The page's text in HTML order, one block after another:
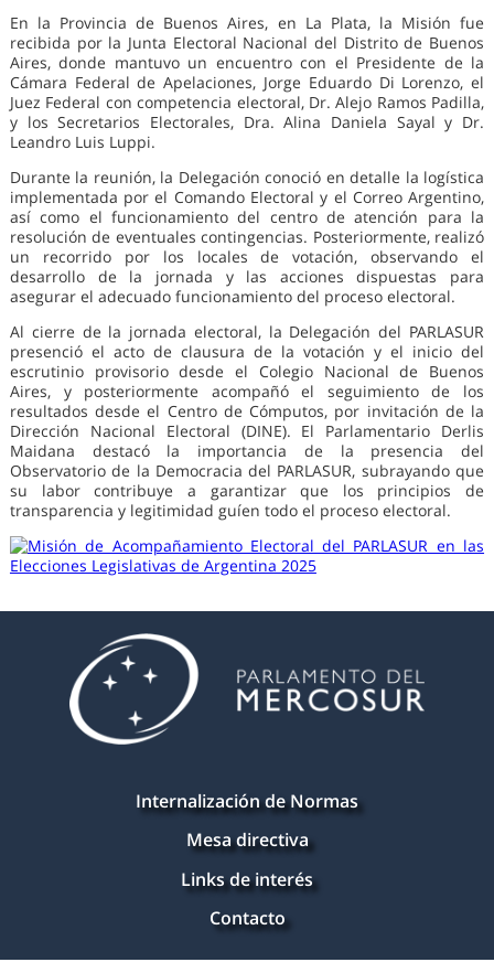
En la Provincia de Buenos Aires, en La Plata, la Misión fue
recibida por la Junta Electoral Nacional del Distrito de Buenos
Aires, donde mantuvo un encuentro con el Presidente de la
Cámara Federal de Apelaciones, Jorge Eduardo Di Lorenzo, el
Juez Federal con competencia electoral, Dr. Alejo Ramos Padilla,
y los Secretarios Electorales, Dra. Alina Daniela Sayal y Dr.
Leandro Luis Luppi.
Durante la reunión, la Delegación conoció en detalle la logística
implementada por el Comando Electoral y el Correo Argentino,
así como el funcionamiento del centro de atención para la
resolución de eventuales contingencias. Posteriormente, realizó
un recorrido por los locales de votación, observando el
desarrollo de la jornada y las acciones dispuestas para
asegurar el adecuado funcionamiento del proceso electoral.
Al cierre de la jornada electoral, la Delegación del PARLASUR
presenció el acto de clausura de la votación y el inicio del
escrutinio provisorio desde el Colegio Nacional de Buenos
Aires, y posteriormente acompañó el seguimiento de los
resultados desde el Centro de Cómputos, por invitación de la
Dirección Nacional Electoral (DINE). El Parlamentario Derlis
Maidana destacó la importancia de la presencia del
Observatorio de la Democracia del PARLASUR, subrayando que
su labor contribuye a garantizar que los principios de
transparencia y legitimidad guíen todo el proceso electoral.
Internalización de Normas
Mesa directiva
Links de interés
Contacto